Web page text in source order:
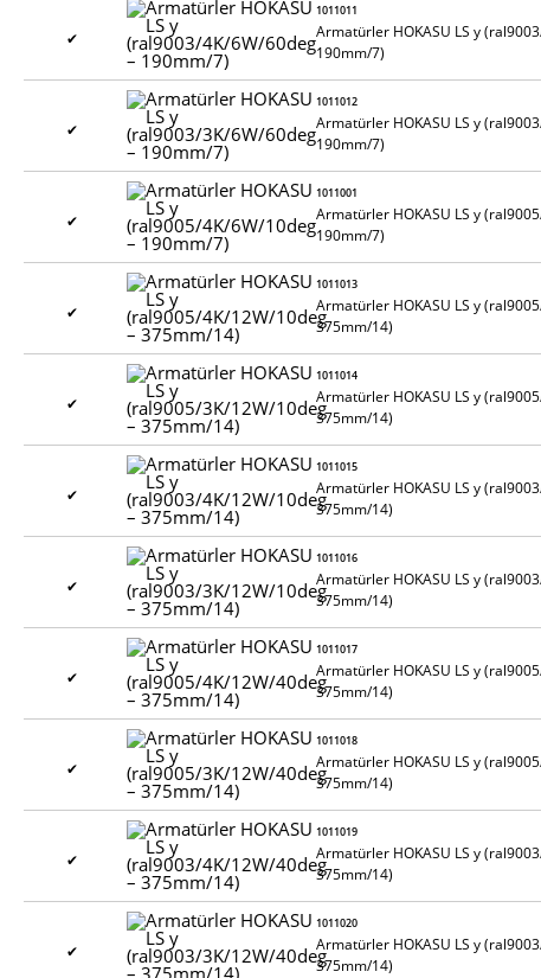
✔
1011011
Armatürler HOKASU LS y
190mm/7)
✔
1011012
Armatürler HOKASU LS y
190mm/7)
✔
1011001
Armatürler HOKASU LS y
190mm/7)
✔
1011013
Armatürler HOKASU LS y
375mm/14)
✔
1011014
Armatürler HOKASU LS y
375mm/14)
✔
1011015
Armatürler HOKASU LS y
375mm/14)
✔
1011016
Armatürler HOKASU LS y
375mm/14)
✔
1011017
Armatürler HOKASU LS y
375mm/14)
✔
1011018
Armatürler HOKASU LS y
375mm/14)
✔
1011019
Armatürler HOKASU LS y
375mm/14)
✔
1011020
Armatürler HOKASU LS y
375mm/14)